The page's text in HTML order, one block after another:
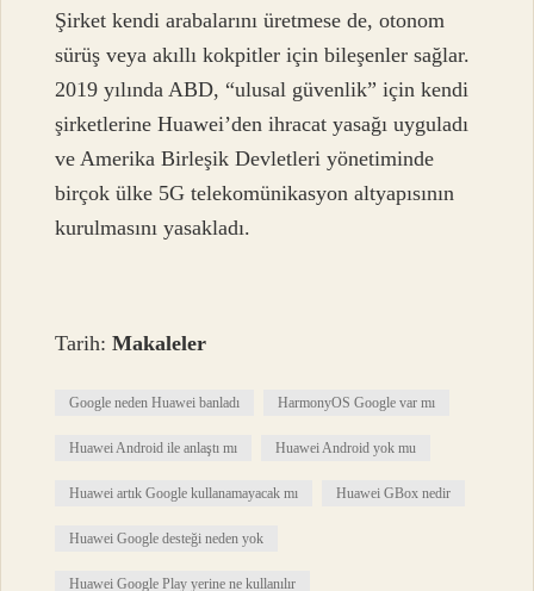
Şirket kendi arabalarını üretmese de, otonom
sürüş veya akıllı kokpitler için bileşenler sağlar.
2019 yılında ABD, “ulusal güvenlik” için kendi
şirketlerine Huawei’den ihracat yasağı uyguladı
ve Amerika Birleşik Devletleri yönetiminde
birçok ülke 5G telekomünikasyon altyapısının
kurulmasını yasakladı.
Tarih:Makaleler
Google neden Huawei banladı HarmonyOS Google var mı
Huawei Android ile anlaştı mı Huawei Android yok mu
Huawei artık Google kullanamayacak mı Huawei GBox nedir
Huawei Google desteği neden yok
Huawei Google Play yerine ne kullanılır